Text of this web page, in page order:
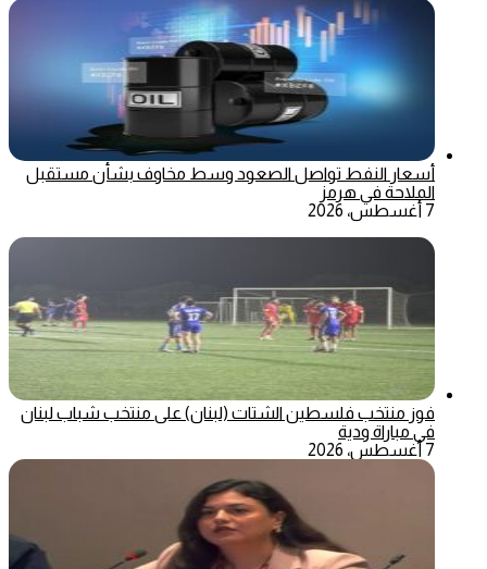
أسعار النفط تواصل الصعود وسط مخاوف بشأن مستقبل
الملاحة في هرمز
7 أغسطس، 2026
فوز منتخب فلسطين الشتات (لبنان) على منتخب شباب لبنان
في مباراة ودية
7 أغسطس، 2026